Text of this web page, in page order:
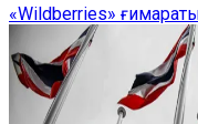
«Wildberries»